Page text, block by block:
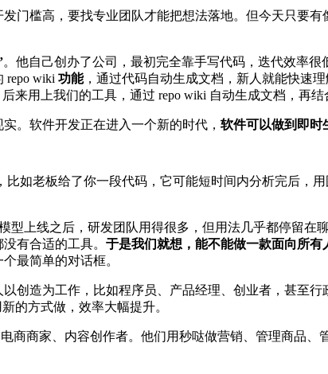
门槛高，要找专业团队才能把想法落地。但今天只要
。他自己创办了公司，最初完全靠手写代码，迭代效率
repo wiki 功能，通过代码自动生成文档，新人就能快速
来用上我们的工具，通过 repo wiki 自动生成文档，再
。软件开发正在进入一个新的时代， 软件可以做到即时
比如老板给了你一段代码，它可能短时间内分析完后，
型上线之后，研发团队用得很多，但用法几乎都停留在
有合适的工具。 于是我们就想，能不能做一款面向所有
最简单的对话框。
以创造为工作，比如程序员、产品经理、创业者，甚至
的方式做，效率大幅提升。
商商家、内容创作者。他们用秒哒做营销、管理商品